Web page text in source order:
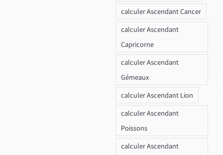
calculer Ascendant Cancer
calculer Ascendant
Capricorne
calculer Ascendant
Gémeaux
calculer Ascendant Lion
calculer Ascendant
Poissons
calculer Ascendant